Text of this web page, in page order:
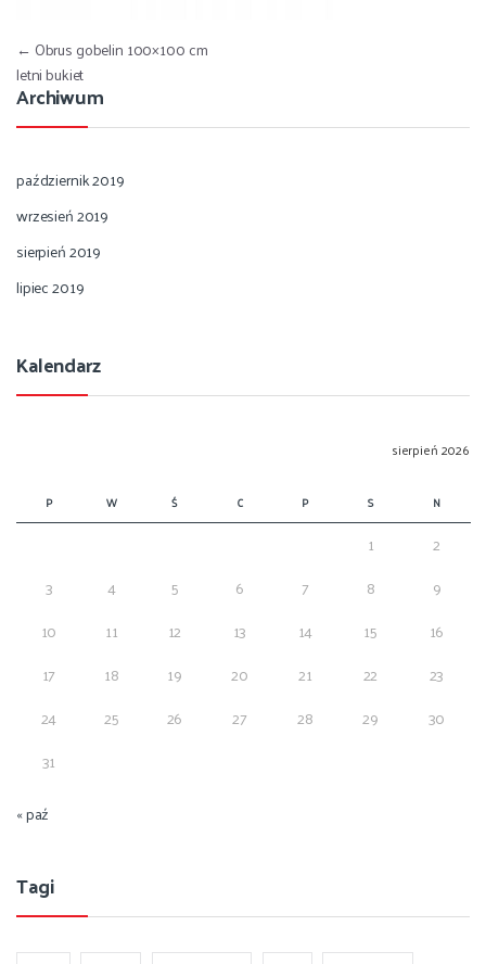
Nawigacja wpisu
← Obrus gobelin 100×100 cm
letni bukiet
Archiwum
październik 2019
wrzesień 2019
sierpień 2019
lipiec 2019
Kalendarz
sierpień 2026
P W Ś C P S N
1
2
3
4 5 6 7 8
9
10
11 12 13 14 15
16
17
18 19 20 21 22
23
24
25 26 27 28 29
30
31
« paź
Tagi